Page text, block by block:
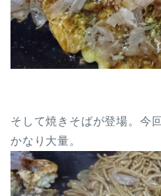
そして焼きそばが登場。今
かなり大量。